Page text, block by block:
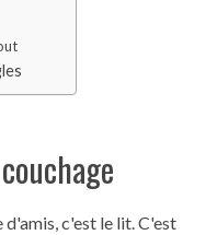
c'est le lit. C'est